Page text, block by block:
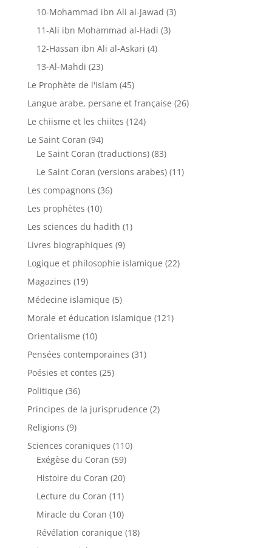
10-Mohammad ibn Ali al-Jawad (3)
11-Ali ibn Mohammad al-Hadi (3)
12-Hassan ibn Ali al-Askari (4)
13-Al-Mahdi (23)
Le Prophète de l'islam (45)
Langue arabe, persane et française (26)
Le chiisme et les chiites (124)
Le Saint Coran (94)
Le Saint Coran (traductions) (83)
Le Saint Coran (versions arabes) (11)
Les compagnons (36)
Les prophètes (10)
Les sciences du hadith (1)
Livres biographiques (9)
Logique et philosophie islamique (22)
Magazines (19)
Médecine islamique (5)
Morale et éducation islamique (121)
Orientalisme (10)
Pensées contemporaines (31)
Poésies et contes (25)
Politique (36)
Principes de la jurisprudence (2)
Religions (9)
Sciences coraniques (110)
Exégèse du Coran (59)
Histoire du Coran (20)
Lecture du Coran (11)
Miracle du Coran (10)
Révélation coranique (18)